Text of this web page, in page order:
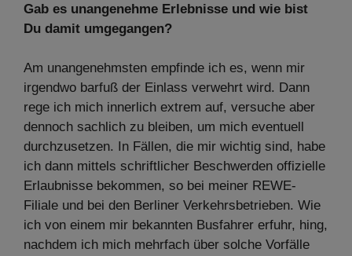
Gab es unangenehme Erlebnisse und wie bist
Du damit umgegangen?
Am unangenehmsten empfinde ich es, wenn mir
irgendwo barfuß der Einlass verwehrt wird. Dann
rege ich mich innerlich extrem auf, versuche aber
dennoch sachlich zu bleiben, um mich eventuell
durchzusetzen. In Fällen, die mir wichtig sind, habe
ich dann mittels schriftlicher Beschwerden offizielle
Erlaubnisse bekommen, so bei meiner REWE-
Filiale und bei den Berliner Verkehrsbetrieben. Wie
ich von einem mir bekannten Busfahrer erfuhr, hing,
nachdem ich mich mehrfach über solche Vorfälle